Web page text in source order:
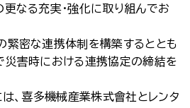
なる充実・強化に取り組んでお
密な連携体制を構築するととも
災害時における連携協定の締結を
は、喜多機械産業株式會社とレンタ